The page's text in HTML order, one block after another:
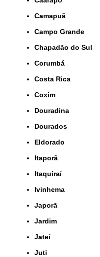
Camapuã
Campo Grande
Chapadão do Sul
Corumbá
Costa Rica
Coxim
Douradina
Dourados
Eldorado
Itaporã
Itaquiraí
Ivinhema
Japorã
Jardim
Jateí
Juti